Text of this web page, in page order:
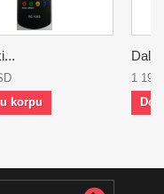
korpu
1 190